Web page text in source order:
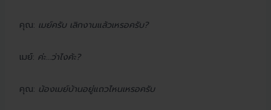
คุณ: เมย์ครับ เลิกงานแล้วเหรอครับ?
เมย์: ค่ะ…ว่าไงค้ะ?
คุณ: น้องเมย์บ้านอยู่แถวไหนเหรอครับ